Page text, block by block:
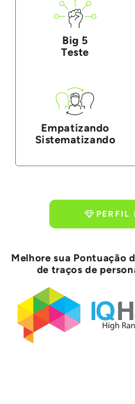
Big 5
Teste
Empatizando
Sistematizando
PERFIL
Melhore sua Pontuação
de traços de